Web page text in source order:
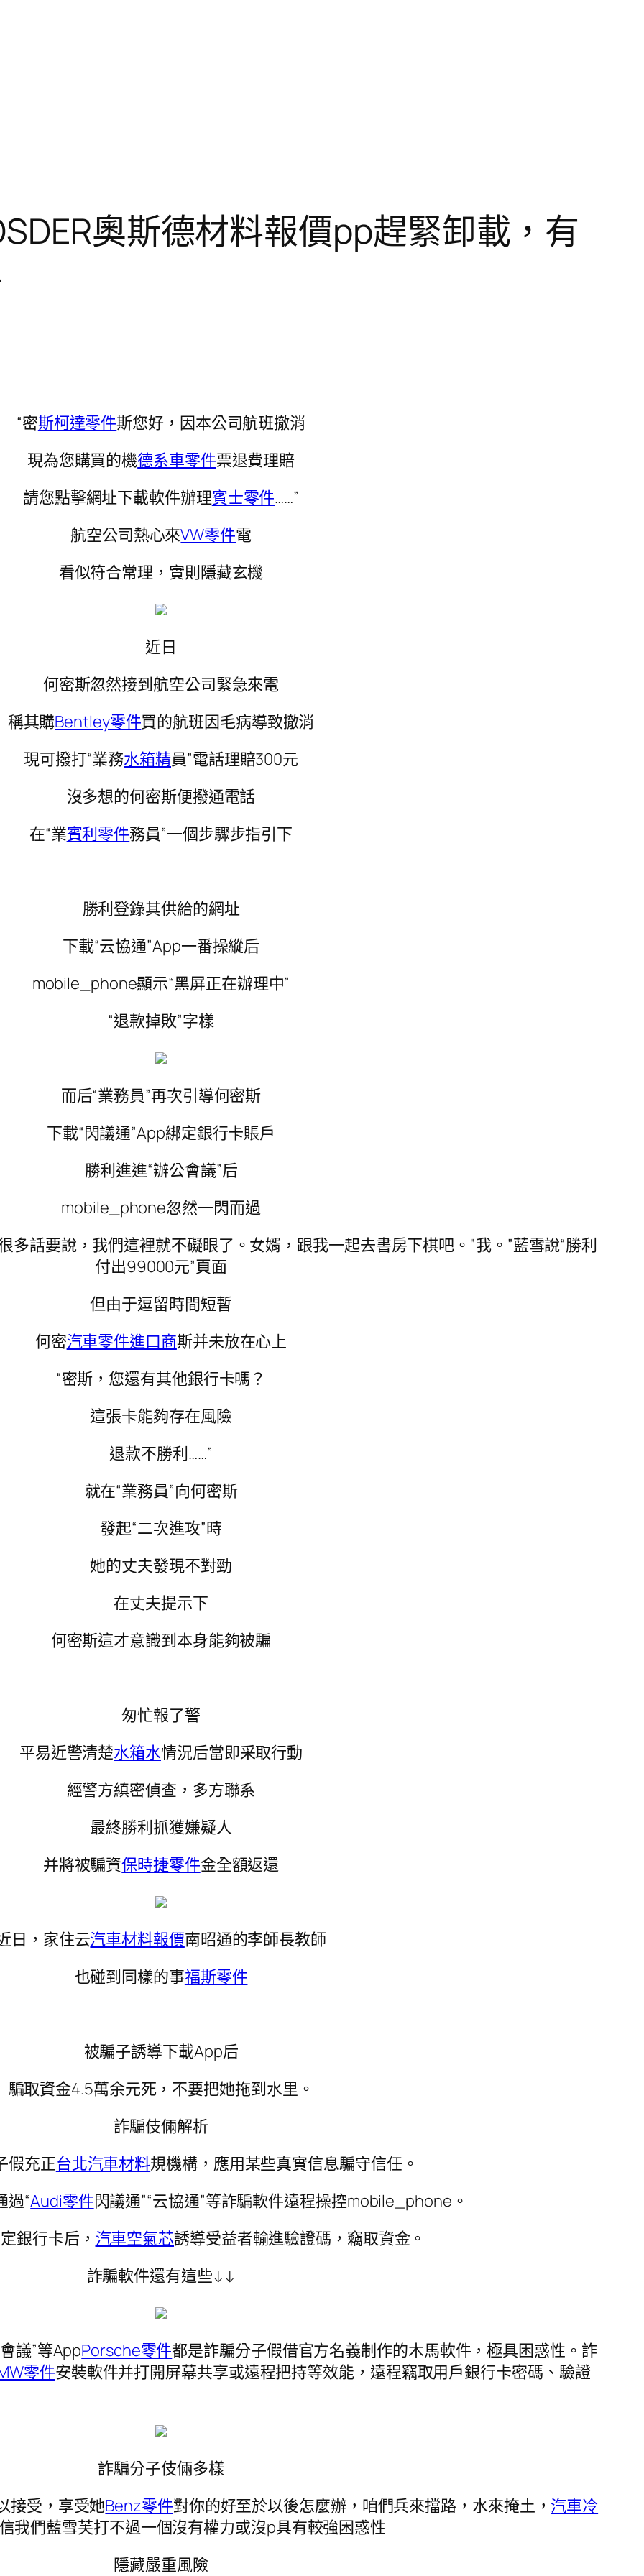
奧斯德材料報價pp趕緊卸載，有
“密斯柯達零件斯您好，因本公司航班撤消
現為您購買的機德系車零件票退費理賠
請您點擊網址下載軟件辦理賓士零件……”
航空公司熱心來VW零件電
看似符合常理，實則隱藏玄機
近日
何密斯忽然接到航空公司緊急來電
稱其購Bentley零件買的航班因毛病導致撤消
現可撥打“業務水箱精員”電話理賠300元
沒多想的何密斯便撥通電話
在“業賓利零件務員”一個步驟步指引下
勝利登錄其供給的網址
下載“云協通”App一番操縱后
mobile_phone顯示“黑屏正在辦理中”
“退款掉敗”字樣
而后“業務員”再次引導何密斯
下載“閃議通”App綁定銀行卡賬戶
勝利進進“辦公會議”后
mobile_phone忽然一閃而過
多話要說，我們這裡就不礙眼了。女婿，跟我一起去書房下棋吧。”我。”藍雪說“勝利
付出99000元”頁面
但由于逗留時間短暫
何密汽車零件進口商斯并未放在心上
“密斯，您還有其他銀行卡嗎？
這張卡能夠存在風險
退款不勝利……”
就在“業務員”向何密斯
發起“二次進攻”時
她的丈夫發現不對勁
在丈夫提示下
何密斯這才意識到本身能夠被騙
匆忙報了警
平易近警清楚水箱水情況后當即采取行動
經警方縝密偵查，多方聯系
最終勝利抓獲嫌疑人
并將被騙資保時捷零件金全額返還
日，家住云汽車材料報價南昭通的李師長教師
也碰到同樣的事福斯零件
被騙子誘導下載App后
騙取資金4.5萬余元死，不要把她拖到水里。
詐騙伎倆解析
假充正台北汽車材料規機構，應用某些真實信息騙守信任。
過“Audi零件閃議通”“云協通”等詐騙軟件遠程操控mobile_phone。
銀行卡后， 汽車空氣芯誘導受益者輸進驗證碼，竊取資金。
詐騙軟件還有這些↓↓
議”等AppPorsche零件都是詐騙分子假借官方名義制作的木馬軟件，極具困惑性。詐
零件安裝軟件并打開屏幕共享或遠程把持等效能，遠程竊取用戶銀行卡密碼、驗證
詐騙分子伎倆多樣
接受，享受她Benz零件對你的好至於以後怎麼辦，咱們兵來擋路，水來掩土， 汽車冷
我們藍雪芙打不過一個沒有權力或沒p具有較強困惑性
隱藏嚴重風險